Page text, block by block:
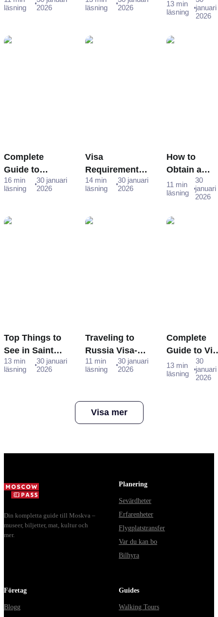
Application for
Citizens
läsning
2026
Your Ultimate
Answers
läsning
2026
for Thai
Holders in
13 min
läsning
januari
2026
Complete
Guide to
Obtaining a
Visa to Russia
16 min
läsning
30 januari
2026
Visa
Requirements
for Turkish
Citizens
Russia - A
14 min
läsning
30 januari
2026
How to
Obtain a
Russia e-
for
Step-by-
11 min
läsning
30
januari
2026
Top Things to
See in Saint
Petersburg,
Russia - Your
13 min
läsning
30 januari
2026
Traveling to
Russia Visa-
Free - Who Can
Enter Without a
11 min
läsning
30 januari
2026
Complete
Guide to
for
13 min
läsning
30
januari
2026
Visa mer
Din kompletta guide till Moskva –
museer, biljetter, mat, kultur och
mer.
Planering
Sevärdheter
Erfarenheter
Flygplatstransfer
Var du kan bo
Bilhyra
Företag
Blogg
Guides
Walking Tours